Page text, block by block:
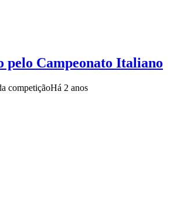
pelo Campeonato Italiano
competiçãoHá 2 anos